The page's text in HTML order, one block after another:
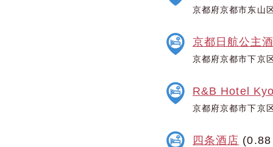
京都府京都市东山
京都日航公主
京都府京都市下京
R&B Hotel
京都府京都市下京
四条酒店